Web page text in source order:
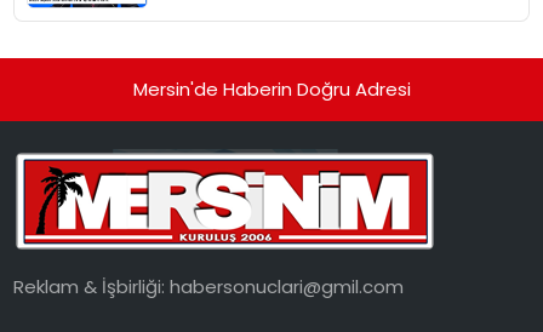
Mersin'de Haberin Doğru Adresi
Reklam & İşbirliği:habersonuclari@gmil.com